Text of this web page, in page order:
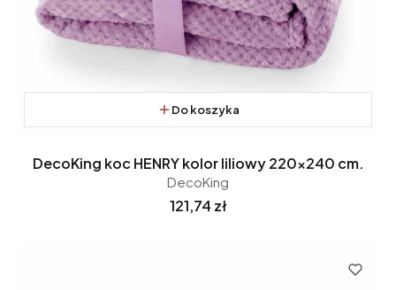
Do koszyka
DecoKing koc HENRY kolor liliowy 220x240 cm.
DecoKing
Cena
121,74 zł